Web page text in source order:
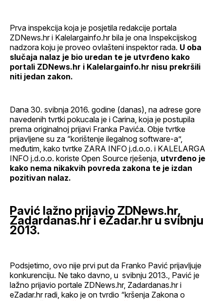
Prva inspekcija koja je posjetila redakcije portala
ZDNews.hr i Kalelargainfo.hr bila je ona Inspekcijskog
nadzora koju je proveo ovlašteni inspektor rada. U oba
slučaja nalaz je bio uredan te je utvrđeno kako
portali ZDNews.hr i Kalelargainfo.hr nisu prekršili
niti jedan zakon.
Dana 30. svibnja 2016. godine (danas), na adrese gore
navedenih tvrtki pokucala je i Carina, koja je postupila
prema originalnoj prijavi Franka Pavića. Obje tvrtke
prijavljene su za “korištenje ilegalnog software-a”,
međutim, kako tvrtke ZARA INFO j.d.o.o. i KALELARGA
INFO j.d.o.o. koriste Open Source rješenja, utvrđeno je
kako nema nikakvih povreda zakona te je izdan
pozitivan nalaz.
Pavić lažno prijavio ZDNews.hr,
Zadardanas.hr i eZadar.hr u svibnju
2013.
Podsjetimo, ovo nije prvi put da Franko Pavić prijavljuje
konkurenciju. Ne tako davno, u svibnju 2013., Pavić je
lažno prijavio portale ZDNews.hr, Zadardanas.hr i
eZadar.hr radi, kako je on tvrdio “kršenja Zakona o